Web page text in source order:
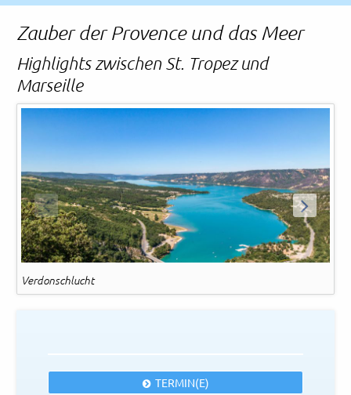
Zauber der Provence und das Meer
Highlights zwischen St. Tropez und
Marseille
ZURÜCK
Verdonschlucht
WEITER
TERMIN(E)
Rechtliches und AGB
Reiseversicherung